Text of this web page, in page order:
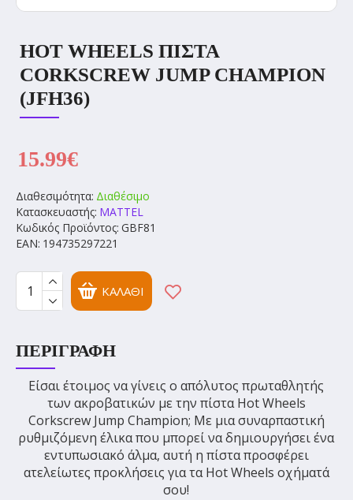
HOT WHEELS ΠΙΣΤΑ
CORKSCREW JUMP CHAMPION
(JFH36)
Διαθεσιμότητα: Διαθέσιμο
Κατασκευαστής: MATTEL
Κωδικός Προϊόντος: GBF81
EAN: 194735297221
15.99€
ΚΑΛΆΘΙ
ΠΕΡΙΓΡΑΦΉ
Είσαι έτοιμος να γίνεις ο απόλυτος πρωταθλητής
των ακροβατικών με την πίστα Hot Wheels
Corkscrew Jump Champion; Με μια συναρπαστική
ρυθμιζόμενη έλικα που μπορεί να δημιουργήσει ένα
εντυπωσιακό άλμα, αυτή η πίστα προσφέρει
ατελείωτες προκλήσεις για τα Hot Wheels οχήματά
σου!